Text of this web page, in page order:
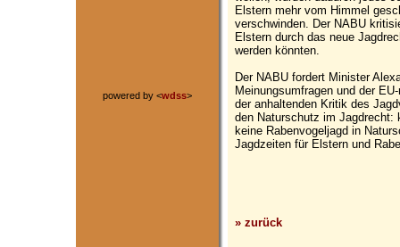
powered by <wdss>
Elstern mehr vom Himmel
verschwinden. Der NABU
Elstern durch das neue
werden könnten.
Der NABU fordert Minister
Meinungsumfragen und der
der anhaltenden Kritik des
den Naturschutz im Jagdrecht:
keine Rabenvogeljagd in
Jagdzeiten für Elstern und
» zurück